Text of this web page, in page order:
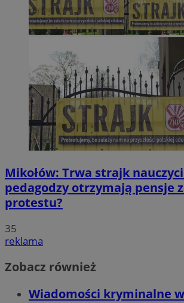
Mikołów: Trwa strajk
pedagodzy otrzymają pensje
protestu?
35
reklama
Zobacz również
Wiadomości kryminalne